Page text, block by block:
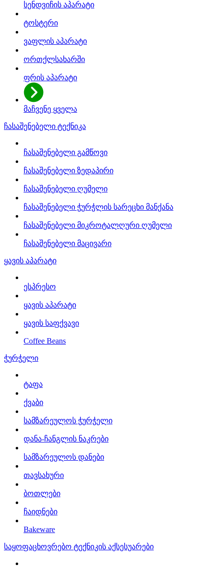
სენდვიჩის აპარატი
ტოსტერი
ვაფლის აპარატი
ორთქლსახარში
ფრის აპარატი
მაჩვენე ყველა
ჩასაშენებელი ტექნიკა
ჩასაშენებელი გამწოვი
ჩასაშენებელი ზედაპირი
ჩასაშენებელი ღუმელი
ჩასაშენებელი ჭურჭლის სარეცხი მანქანა
ჩასაშენებელი მიკროტალღური ღუმელი
ჩასაშენებელი მაცივარი
ყავის აპარატი
ესპრესო
ყავის აპარატი
ყავის საფქვავი
Coffee Beans
ჭურჭელი
ტაფა
ქვაბი
სამზარეულოს ჭურჭელი
დანა-ჩანგლის ნაკრები
სამზარეულოს დანები
თავსახური
ბოთლები
ჩაიდნები
Bakeware
საყოფაცხოვრებო ტექნიკის აქსესუარები